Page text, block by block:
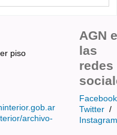
piso
archivo-
AGN
las
redes
Facebook
Twitter /
Instagram